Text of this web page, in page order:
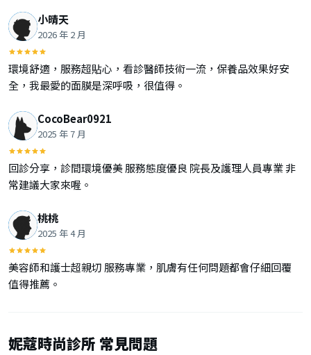
小晴天
2026 年 2 月
環境舒適，服務超貼心，看診醫師技術一流，保養品效果好安
全，我最愛的面膜是深呼吸，很值得。
CocoBear0921
2025 年 7 月
回診分享，診間環境優美 服務態度優良 院長及護理人員專業 非
常建議大家來喔。
桃桃
2025 年 4 月
美容師和護士超親切 服務專業，肌膚有任何問題都會仔細回覆
值得推薦。
妮蔻時尚診所 常見問題